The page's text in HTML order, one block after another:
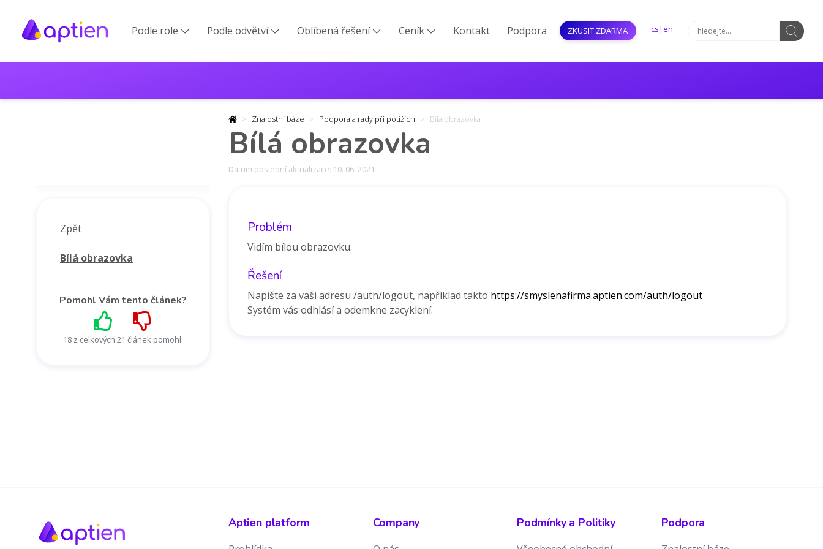
Podle role  Podle odvětví  Oblíbená řešení  Ceník  Kontakt Podpora ZKUSIT ZDARMA cs |en
Znalostní báze Podpora a rady při potížích Bílá obrazovka
Bílá obrazovka
Datum poslední aktualizace: 10. 06. 2021
Zpět
Bílá obrazovka
Pomohl Vám tento článek?
18 z celkových 21 článek pomohl.
Problém
Vidím bílou obrazovku.
Řešení
Napište za vaši adresu /auth/logout, například takto https://smyslenafirma.aptien.com/auth/logout
Systém vás odhlásí a odemkne zacyklení.
Aptien platform Company Podmínky a Politiky Podpora